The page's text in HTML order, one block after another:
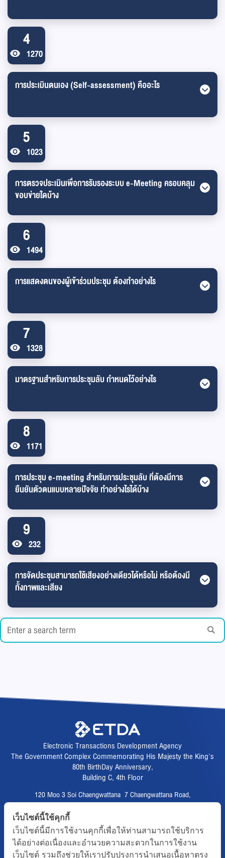
4
1270
การประเมินตนเอง (Self-assessment) คืออะไร
5
1023
การตรวจประเมินเพื่อการรับรองระบบ e-Meeting ครอบคลุม
ขอบข่ายใดบ้าง
6
1494
การแสดงตนของผู้เข้าร่วมประชุม ต้องทำอย่างไร
7
1328
มาตรฐานสำหรับการประชุมลับ กำหนดไว้อย่างไร
8
1171
การประชุม e-meeting สำหรับการประชุมลับ ที่ต้องมีการ
ยืนยันตัวตนแบบหลายปัจจัย ทำอย่างไรได้บ้าง
9
232
การจัดประชุมสามารถใช้เสียงอย่างเดียวได้หรือไม่ หรือต้องมี
ทั้งภาพและเสียง
Electronic Transactions Development Agency
The Government Complex Commemorating His Majesty the King's
80th BirthDay Anniversary,
Building C, 4th Floor
120 Moo 3 Soi Chaengwattana 7 Chaengwattana Road,
Fax :02 123 1200
CALL CENTER :02 123 1234
เว็บไซต์นี้ใช้คุกกี้
เว็บไซต์นี้มีการใช้งานคุกกี้เพื่อให้ท่านสามารถใช้บริการ
ได้อย่างต่อเนื่องและอำนวยความสะดวกในการใช้งาน
เว็บไซต์ รวมถึงช่วยให้เราปรับปรุงการนำเสนอเนื้อหาตรง